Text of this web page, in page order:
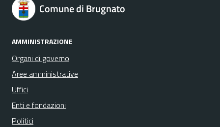
Comune di Brugnato
AMMINISTRAZIONE
Organi di governo
Aree amministrative
Uffici
Enti e fondazioni
Politici